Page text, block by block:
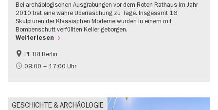
Bei archäologischen Ausgrabungen vor dem Roten Rathaus im Jahr
2010 trat eine wahre Überraschung zu Tage. Insgesamt 16
Skulpturen der Klassischen Moderne wurden in einem mit
Bombenschutt verfüllten Keller geborgen.
Weiterlesen
NS-Geschichte
PETRI Berlin
09:00 – 17:00 Uhr
GESCHICHTE & ARCHÄOLOGIE